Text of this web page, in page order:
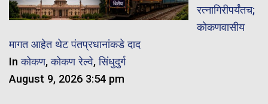
रत्नागिरीपर्यंतच;
कोकणवासीय
मागत आहेत थेट पंतप्रधानांकडे दाद
Inकोकण,कोकण रेल्वे,सिंधुदुर्ग
August 9, 2026 3:54 pm